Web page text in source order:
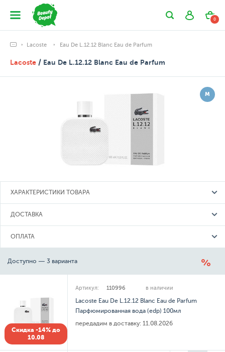
0
Lacoste Eau De L.12.12 Blanc Eau de Parfum
Lacoste / Eau De L.12.12 Blanc Eau de Parfum
М
ХАРАКТЕРИСТИКИ ТОВАРА
ДОСТАВКА
ОПЛАТА
Доступно — 3 варианта
Скидка -14% до
10.08
Артикул: 110996 в наличии
Lacoste Eau De L.12.12 Blanc Eau de Parfum
Парфюмированная вода (edp) 100мл
передадим в доставку: 11.08.2026